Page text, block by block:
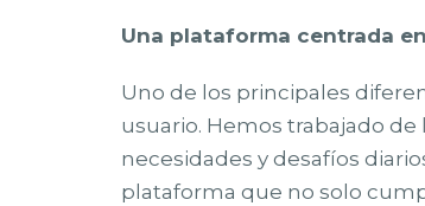
Una plataforma centrada
Uno de los principales
usuario. Hemos trabajado
necesidades y desafíos
plataforma que no solo